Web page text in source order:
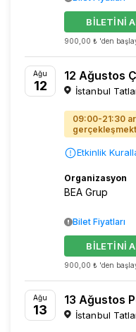
900,00 ₺ 'den
BİLETİNİ
Ağu
12
12 Ağustos
İstanbul
09:00-21:30
Etkinlik
Organizasyon
BEA Grup
900,00 ₺ 'den
BİLETİNİ
Bilet Fiyatları
Ağu
13
13 Ağustos
İstanbul